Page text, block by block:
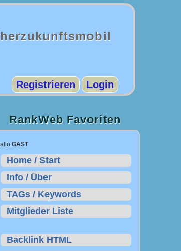
Login
Registrieren
RankWeb Favoriten
GAST
Home / Start
Info / Über
TAGs / Keywords
Mitglieder Liste
Backlink HTML